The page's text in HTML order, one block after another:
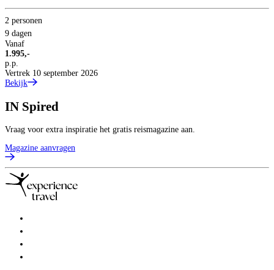
2 personen
9 dagen
Vanaf
1.995,-
p.p.
Vertrek 10 september 2026
Bekijk
IN Spired
Vraag voor extra inspiratie het gratis reismagazine aan.
Magazine aanvragen